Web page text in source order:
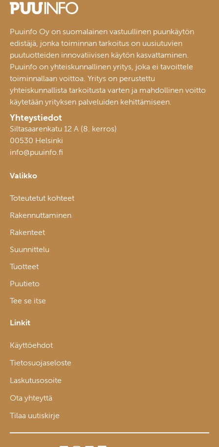
Puuinfo Oy on suomalainen vastuullinen puunkäytön
edistäjä, jonka toiminnan tarkoitus on uusiutuvien
puutuotteiden innovatiivisen käytön kasvattaminen.
Puuinfo on yhteiskunnallinen yritys, joka ei tavoittele
toiminnallaan voittoa. Yritys on perustettu
yhteiskunnallista tarkoitusta varten ja mahdollinen voitto
käytetään yrityksen palveluiden kehittämiseen.
Yhteystiedot
Siltasaarenkatu 12 A (8. kerros)
00530 Helsinki
info@puuinfo.fi
Valikko
Toteutetut kohteet
Rakennuttaminen
Rakenteet
Suunnittelu
Tuotteet
Puutieto
Tee se itse
Linkit
Käyttöehdot
Tietosuojaseloste
Laskutusosoite
Ota yhteyttä
Tilaa uutiskirje